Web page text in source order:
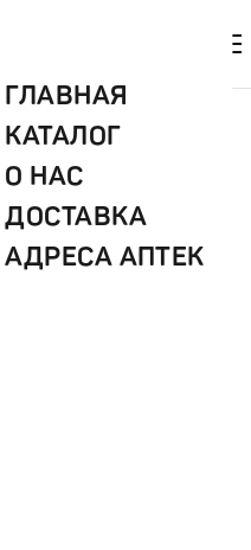
ГЛАВНАЯ
КАТАЛОГ
О НАС
ДОСТАВКА
АДРЕСА АПТЕК